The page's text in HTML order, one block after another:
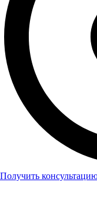
Получить